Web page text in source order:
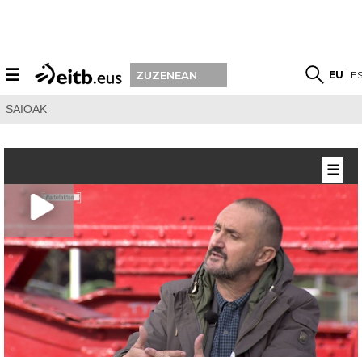
☰ ZUZENEAN EU
SAIOAK
☰